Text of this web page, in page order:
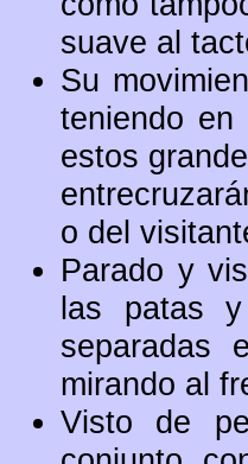
suave al
Su
teniendo en
estos
o del
Parado y
las patas
separadas
mirando al
Visto de